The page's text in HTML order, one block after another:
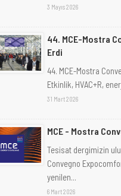
3 Mayıs 2026
44. MCE-Mostra
Erdi
44. MCE-Mostra
Etkinlik, HVAC+R,
31 Mart 2026
MCE - Mostra
Tesisat dergimizin
Convegno
yenilen...
6 Mart 2026